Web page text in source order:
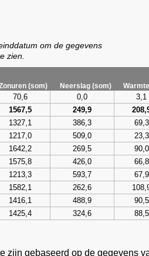
om de gegevens
zien.
(som) Neerslag (som)
70,6 0,0 3,1
1567,5 249,9
1327,1 386,3 69,3
1217,0 509,0 23,3
1642,2 269,5 90,0
1575,8 426,0 66,8
1213,3 593,7 67,9
1582,1 262,6
1416,1 488,9 90,5
1425,4 324,6 88,5
zijn gebaseerd op de gegevens